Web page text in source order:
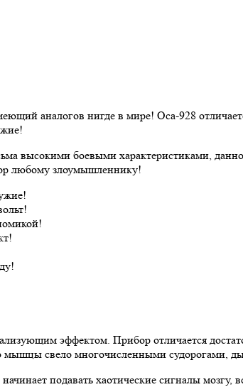
аналогов нигде в мире! Оса-928
высокими боевыми характеристиками,
любому злоумышленнику!
эффектом. Прибор отличается
свело многочисленными судорогами,
подавать хаотические сигналы